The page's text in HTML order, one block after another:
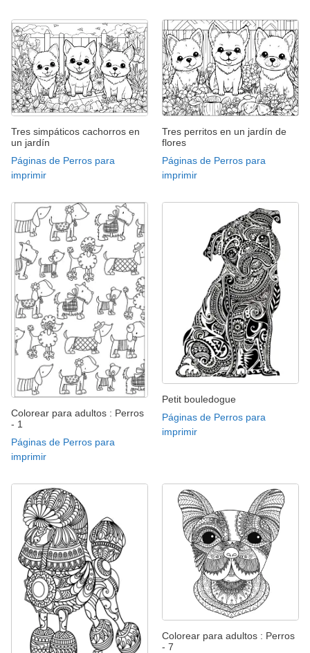
Tres simpáticos cachorros en
un jardín
Páginas de Perros para
imprimir
Tres perritos en un jardín de
flores
Páginas de Perros para
imprimir
Colorear para adultos : Perros
- 1
Páginas de Perros para
imprimir
Petit bouledogue
Páginas de Perros para
imprimir
Colorear para adultos : Perros
- 7